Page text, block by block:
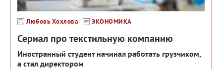
Любовь Хохлова ЭКОНОМИКА
Сериал про текстильную компанию
Иностранный студент начинал работать грузчиком,
а стал директором